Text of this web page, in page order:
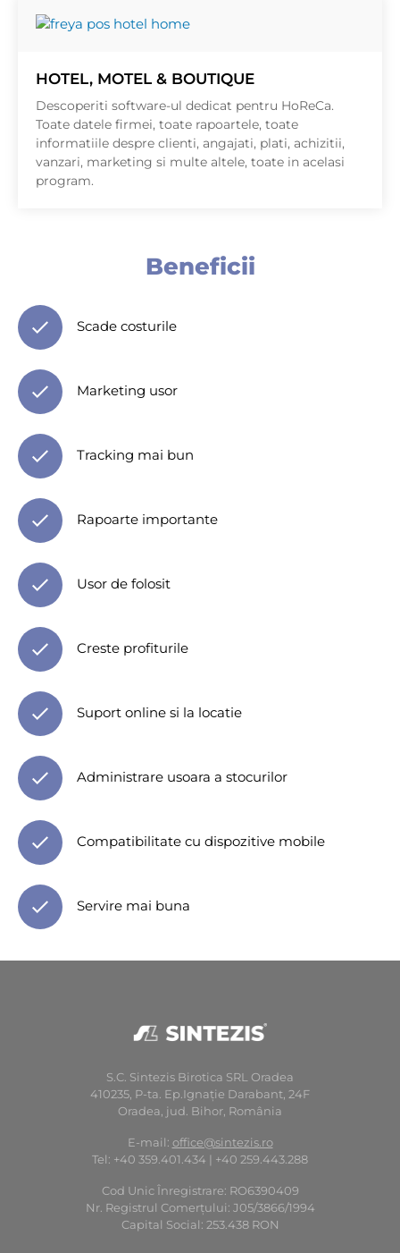
HOTEL, MOTEL & BOUTIQUE
Descoperiti software-ul dedicat pentru HoReCa.
Toate datele firmei, toate rapoartele, toate
informatiile despre clienti, angajati, plati, achizitii,
vanzari, marketing si multe altele, toate in acelasi
program.
Beneficii
Scade costurile
Marketing usor
Tracking mai bun
Rapoarte importante
Usor de folosit
Creste profiturile
Suport online si la locatie
Administrare usoara a stocurilor
Compatibilitate cu dispozitive mobile
Servire mai buna
S.C. Sintezis Birotica SRL Oradea
410235, P-ta. Ep.Ignaţie Darabant, 24F
Oradea, jud. Bihor, România
E-mail: office@sintezis.ro
Tel: +40 359.401.434 | +40 259.443.288
Cod Unic Înregistrare: RO6390409
Nr. Registrul Comerţului: J05/3866/1994
Capital Social: 253.438 RON